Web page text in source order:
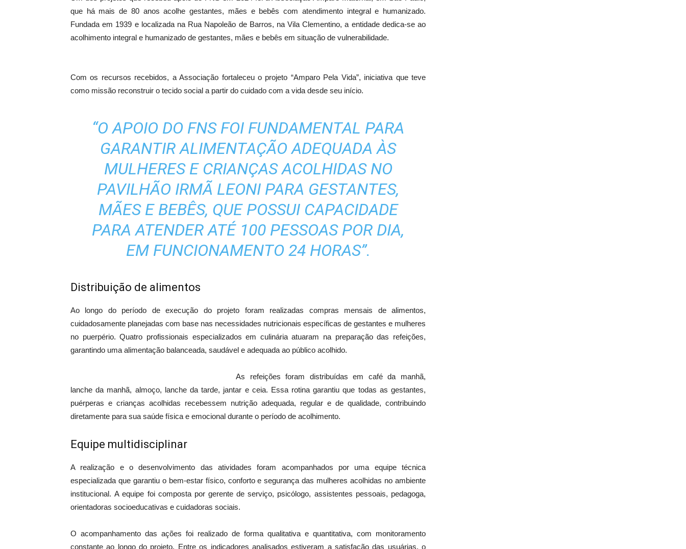
que há mais de 80 anos acolhe gestantes, mães e bebês com atendimento integral e humanizado.
Fundada em 1939 e localizada na Rua Napoleão de Barros, na Vila Clementino, a entidade dedica-se ao
acolhimento integral e humanizado de gestantes, mães e bebês em situação de vulnerabilidade.
Com os recursos recebidos, a Associação fortaleceu o projeto “Amparo Pela Vida”, iniciativa que teve
como missão reconstruir o tecido social a partir do cuidado com a vida desde seu início.
“O APOIO DO FNS FOI FUNDAMENTAL PARA
GARANTIR ALIMENTAÇÃO ADEQUADA ÀS
MULHERES E CRIANÇAS ACOLHIDAS NO
PAVILHÃO IRMÃ LEONI PARA GESTANTES,
MÃES E BEBÊS, QUE POSSUI CAPACIDADE
PARA ATENDER ATÉ 100 PESSOAS POR DIA,
EM FUNCIONAMENTO 24 HORAS”.
Distribuição de alimentos
Ao longo do período de execução do projeto foram realizadas compras mensais de alimentos,
cuidadosamente planejadas com base nas necessidades nutricionais específicas de gestantes e mulheres
no puerpério. Quatro profissionais especializados em culinária atuaram na preparação das refeições,
garantindo uma alimentação balanceada, saudável e adequada ao público acolhido.
As refeições foram distribuídas em café da manhã,
lanche da manhã, almoço, lanche da tarde, jantar e ceia. Essa rotina garantiu que todas as gestantes,
puérperas e crianças acolhidas recebessem nutrição adequada, regular e de qualidade, contribuindo
diretamente para sua saúde física e emocional durante o período de acolhimento.
Equipe multidisciplinar
A realização e o desenvolvimento das atividades foram acompanhados por uma equipe técnica
especializada que garantiu o bem-estar físico, conforto e segurança das mulheres acolhidas no ambiente
institucional. A equipe foi composta por gerente de serviço, psicólogo, assistentes pessoais, pedagoga,
orientadoras socioeducativas e cuidadoras sociais.
O acompanhamento das ações foi realizado de forma qualitativa e quantitativa, com monitoramento
constante ao longo do projeto. Entre os indicadores analisados estiveram a satisfação das usuárias, o